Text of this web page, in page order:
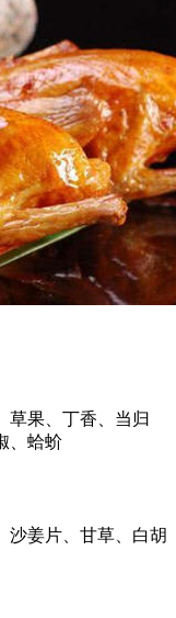
草果、丁香、当归
、蛤蚧
沙姜片、甘草、白胡